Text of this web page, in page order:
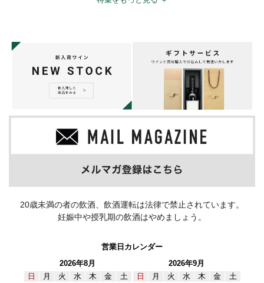
20歳未満の者の飲酒、飲酒運転は法律で禁止されています。
妊娠中や授乳期の飲酒はやめましょう。
営業日カレンダー
2026年8月
日
月 火 水 木 金
土
2026年9月
日
月 火 水 木 金
土